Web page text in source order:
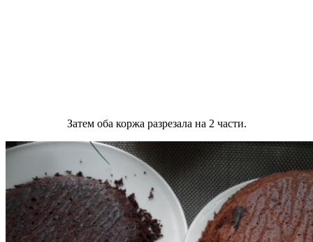
Затем оба коржа разрезала на 2 части.